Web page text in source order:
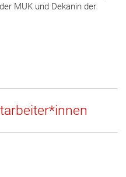
MUK und Dekanin der